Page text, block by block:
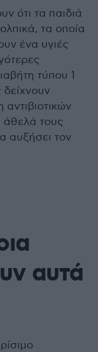
ότι τα παιδιά
τα οποία
ένα υγιές
τύπου 1
άθελά τους
αυξήσει τον
αυτά